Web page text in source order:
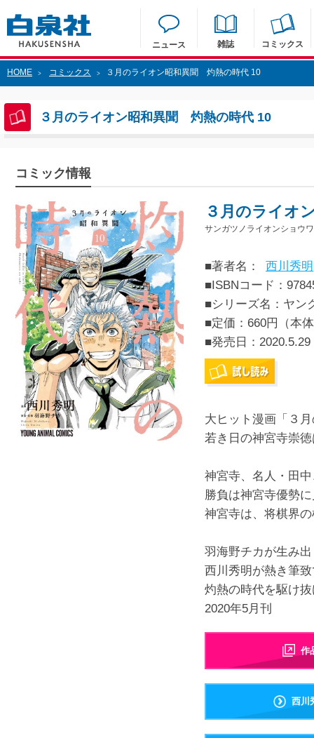
ニュース 雑誌 コミックス
HOME > コミックス > ３月のライオン昭和異聞 灼熱の時代 10
３月のライオン昭和異聞 灼熱の時代 10
コミック情報
３月のライオ
サンガツノライオンショウ
■著者名： 西川秀明
■ISBNコード：
■シリーズ名：ヤン
■定価：660円（本
■発売日： 2020.5.29
大ヒット漫画「３
若き日の神宮寺崇
神宮寺、名人・田
勝負は神宮寺優勢
神宮寺は、将棋界
羽海野チカが生み
西川秀明が熱き筆
灼熱の時代を駆け
2020年5月刊
作
西川